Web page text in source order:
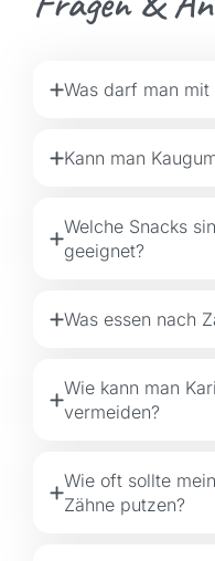
Was darf man mit
Kann man
Welche Snacks
geeignet?
Was essen nach
Wie kann man
vermeiden?
Wie oft sollte
Zähne putzen?